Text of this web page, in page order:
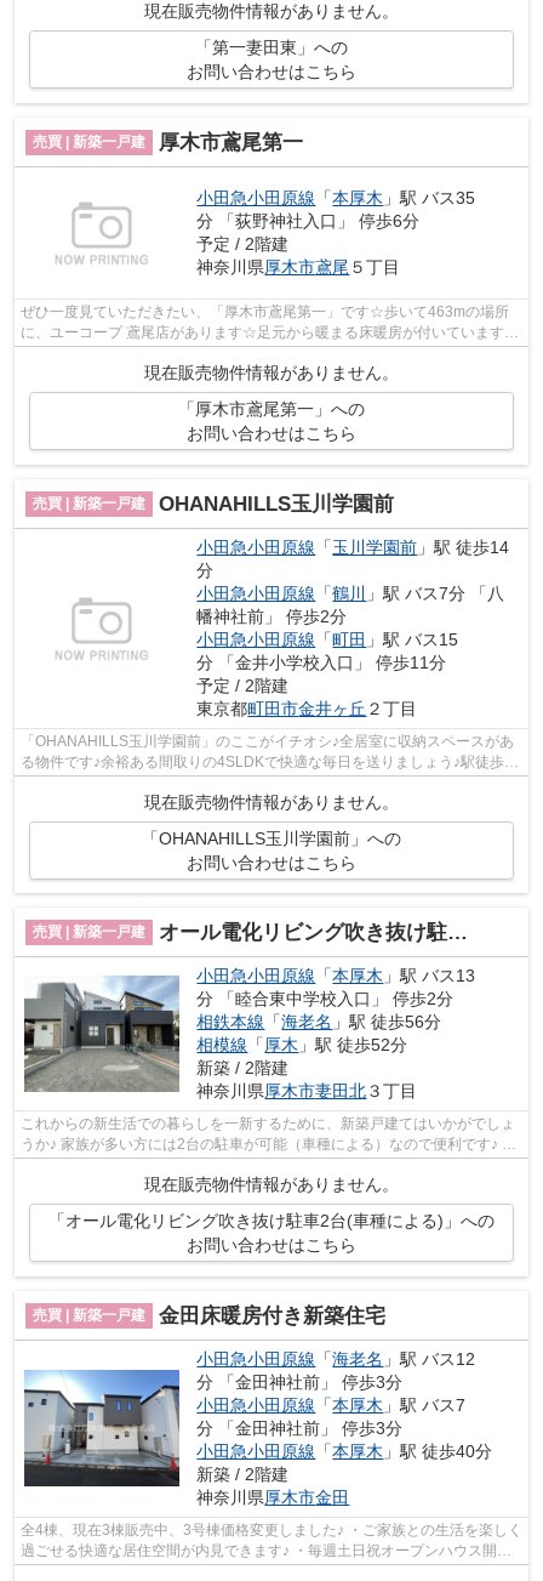
現在販売物件情報がありません。
「第一妻田東」への
お問い合わせはこちら
売買 | 新築一戸建 厚木市鳶尾第一
小田急小田原線 「本厚木 」駅 バス35
分 「荻野神社入口」 停歩6分
予定 / 2階建
神奈川県厚木市鳶尾 ５丁目
ぜひ一度見ていただきたい、「厚木市鳶尾第一」です☆歩いて463mの場所
に、ユーコープ 鳶尾店があります☆足元から暖まる床暖房が付いています☆
現在販売物件情報がありません。
「厚木市鳶尾第一」への
お問い合わせはこちら
売買 | 新築一戸建 OHANAHILLS玉川学園前
小田急小田原線 「玉川学園前 」駅 徒歩14
分
小田急小田原線 「鶴川
」駅 バス7分 「八
幡神社前」 停歩2分
小田急小田原線 「町田 」駅 バス15
分 「金井小学校入口」 停歩11分
予定 / 2階建
東京都町田市金井ヶ丘 ２丁目
「OHANAHILLS玉川学園前」のここがイチオシ♪全居室に収納スペースがあ
る物件です♪余裕ある間取りの4SLDKで快適な毎日を送りましょう♪駅徒歩14
分の場所にある物件です♪住まい探しをする...
現在販売物件情報がありません。
「OHANAHILLS玉川学園前」への
お問い合わせはこちら
売買 | 新築一戸建 オール電化リビング吹き抜け駐車2台(車種による)
小田急小田原線 「本厚木 」駅 バス13
分 「睦合東中学校入口」 停歩2分
相鉄本線 「海老名 」駅 徒歩56分
相模線 「厚木 」駅 徒歩52分
新築 / 2階建
神奈川県厚木市妻田北３丁目
これからの新生活での暮らしを一新するために、新築戸建てはいかがでしょ
うか♪ 家族が多い方には2台の駐車が可能（車種による）なので便利です♪ バ
現在販売物件情報がありません。
「オール電化リビング吹き抜け駐車2台(車種による)」への
お問い合わせはこちら
売買 | 新築一戸建 金田床暖房付き新築住宅
小田急小田原線 「海老名 」駅 バス12
分 「金田神社前」 停歩3分
小田急小田原線 「本厚木 」駅 バス7
分 「金田神社前」 停歩3分
小田急小田原線 「本厚木 」駅 徒歩40分
新築 / 2階建
神奈川県厚木市金田
全4棟、現在3棟販売中、3号棟価格変更しました♪ ・ご家族との生活を楽しく
過ごせる快適な居住空間が内見できます♪ ・毎週土日祝オープンハウス開催
中、平日や夜間もご見学対応してま...